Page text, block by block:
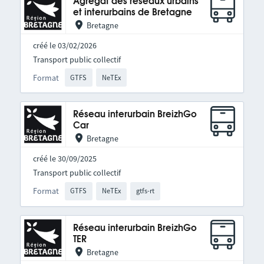
et interurbains de Bretagne
Bretagne
créé le 03/02/2026
Format GTFS NeTEx
Transport public collectif
Réseau interurbain BreizhGo
Car
Bretagne
créé le 30/09/2025
Format GTFS NeTEx gtfs-rt
Transport public collectif
Réseau interurbain BreizhGo
TER
Bretagne